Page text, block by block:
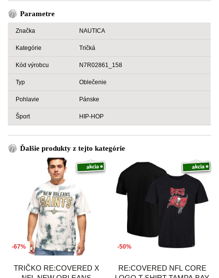
Parametre
Značka NAUTICA
Kategórie Tričká
Kód výrobcu N7R02861_158
Typ Oblečenie
Pohlavie Pánske
Šport HIP-HOP
Ďalšie produkty z tejto kategórie
-67%
TRIČKO RE:COVERED X
-50%
RE:COVERED NFL CORE